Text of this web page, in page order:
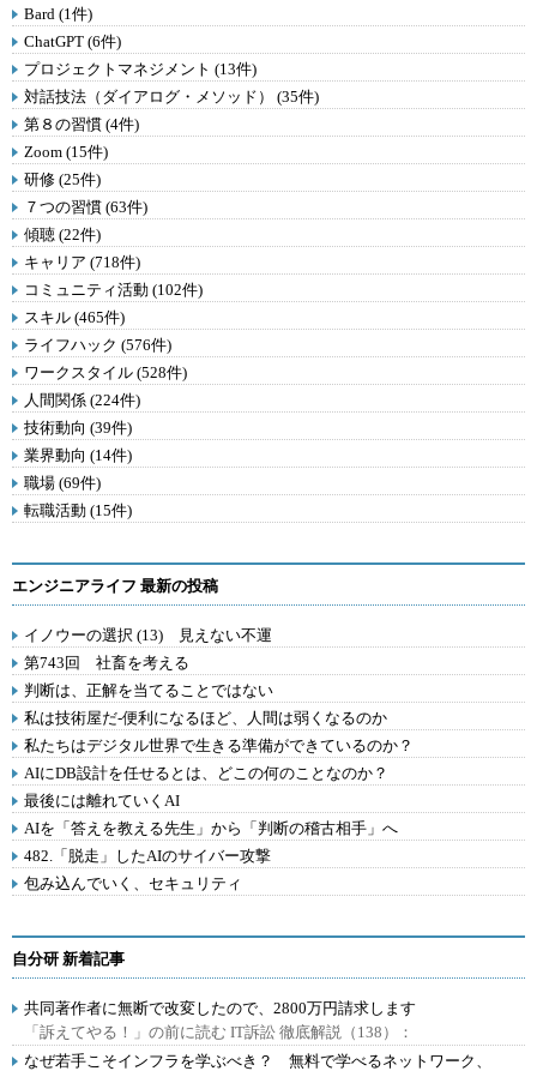
Bard (1件)
ChatGPT (6件)
プロジェクトマネジメント (13件)
対話技法（ダイアログ・メソッド） (35件)
第８の習慣 (4件)
Zoom (15件)
研修 (25件)
７つの習慣 (63件)
傾聴 (22件)
キャリア (718件)
コミュニティ活動 (102件)
スキル (465件)
ライフハック (576件)
ワークスタイル (528件)
人間関係 (224件)
技術動向 (39件)
業界動向 (14件)
職場 (69件)
転職活動 (15件)
エンジニアライフ 最新の投稿
イノウーの選択 (13) 見えない不運
第743回 社畜を考える
判断は、正解を当てることではない
私は技術屋だ-便利になるほど、人間は弱くなるのか
私たちはデジタル世界で生きる準備ができているのか？
AIにDB設計を任せるとは、どこの何のことなのか？
最後には離れていくAI
AIを「答えを教える先生」から「判断の稽古相手」へ
482.「脱走」したAIのサイバー攻撃
包み込んでいく、セキュリティ
自分研 新着記事
共同著作者に無断で改変したので、2800万円請求します
「訴えてやる！」の前に読む IT訴訟 徹底解説（138）：
なぜ若手こそインフラを学ぶべき？ 無料で学べるネットワーク、